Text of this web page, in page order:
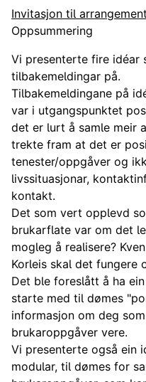
Invitasjon til
Oppsummering
Vi presenterte fire idéar
tilbakemeldingar på.
Tilbakemeldingane på
var i utgangspunktet
det er lurt å samle meir
trekte fram at det er
tenester/oppgåver og
livssituasjonar,
kontakt.
Det som vert opplevd
brukarflate var om det
mogleg å realisere?
Korleis skal det fungere
Det ble foreslått å ha
starte med til dømes
informasjon om deg
brukaroppgåver vere.
Vi presenterte også ein
modular, til dømes for